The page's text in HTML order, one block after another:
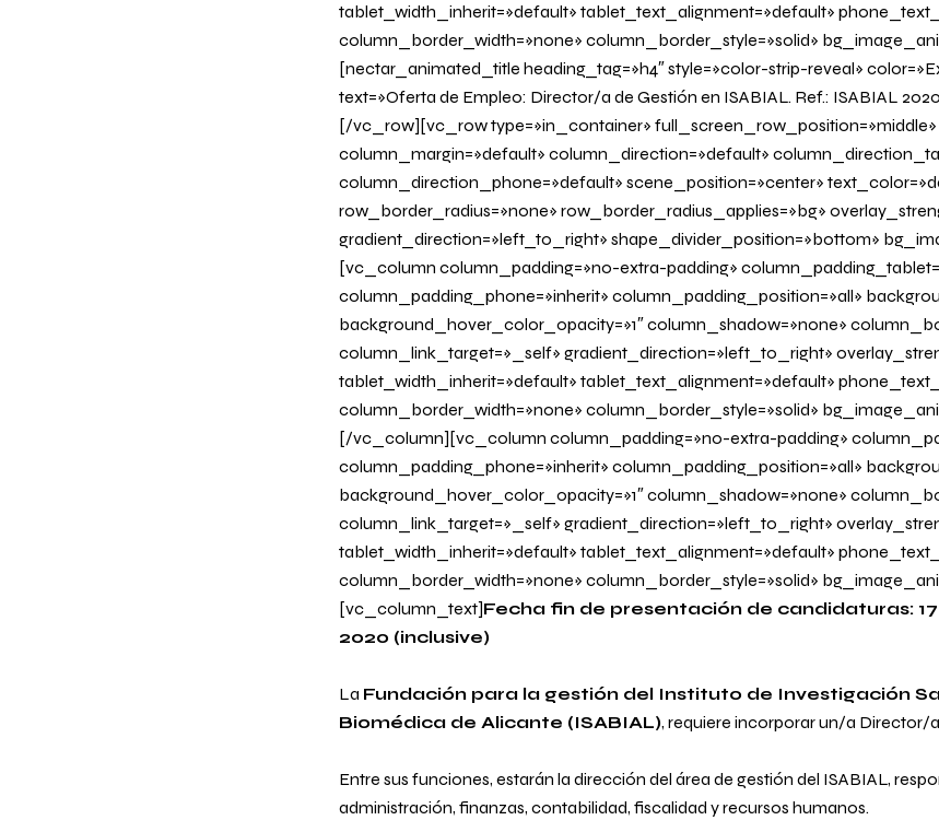
tablet_width_inherit=»default» tablet_text_alignment=»default»
column_border_width=»none» column_border_style=»solid»
[nectar_animated_title heading_tag=»h4″ style=»color-strip-reveal»
text=»Oferta de Empleo: Director/a de Gestión en ISABIAL. Ref.: ISABIAL
[/vc_row][vc_row type=»in_container» full_screen_row_position=»middle»
column_margin=»default» column_direction=»default»
column_direction_phone=»default» scene_position=»center»
row_border_radius=»none» row_border_radius_applies=»bg»
gradient_direction=»left_to_right» shape_divider_position=»bottom»
[vc_column column_padding=»no-extra-padding»
column_padding_phone=»inherit» column_padding_position=»all»
background_hover_color_opacity=»1″ column_shadow=»none»
column_link_target=»_self» gradient_direction=»left_to_right»
tablet_width_inherit=»default» tablet_text_alignment=»default»
column_border_width=»none» column_border_style=»solid»
[/vc_column][vc_column column_padding=»no-extra-padding»
column_padding_phone=»inherit» column_padding_position=»all»
background_hover_color_opacity=»1″ column_shadow=»none»
column_link_target=»_self» gradient_direction=»left_to_right»
tablet_width_inherit=»default» tablet_text_alignment=»default»
column_border_width=»none» column_border_style=»solid»
[vc_column_text]Fecha fin de presentación de candidaturas:
2020 (inclusive)
La Fundación para la gestión del Instituto de Investigación
Biomédica de Alicante (ISABIAL), requiere incorporar un/a Director/
Entre sus funciones, estarán la dirección del área de gestión del ISABIAL,
administración, finanzas, contabilidad, fiscalidad y recursos humanos.